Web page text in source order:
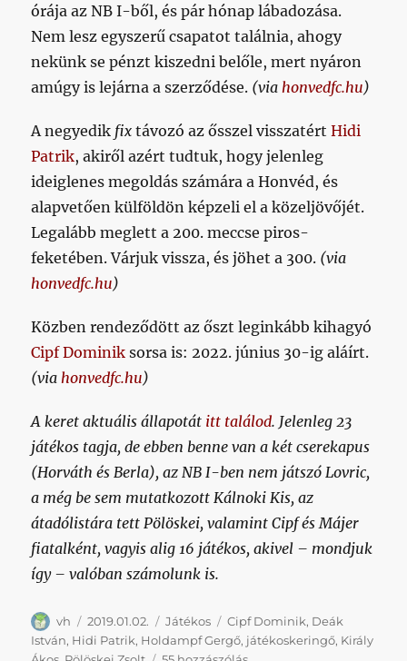
órája az NB I-ből, és pár hónap lábadozása.
Nem lesz egyszerű csapatot találnia, ahogy
nekünk se pénzt kiszedni belőle, mert nyáron
amúgy is lejárna a szerződése. (via honvedfc.hu)
A negyedik fix távozó az ősszel visszatértHidi
Patrik, akiről azért tudtuk, hogy jelenleg
ideiglenes megoldás számára a Honvéd, és
alapvetően külföldön képzeli el a közeljövőjét.
Legalább meglett a 200. meccse piros-
feketében. Várjuk vissza, és jöhet a 300. (via
honvedfc.hu)
Közben rendeződött az őszt leginkább kihagyó
Cipf Dominik sorsa is: 2022. június 30-ig aláírt.
(via honvedfc.hu)
A keret aktuális állapotát itt találod. Jelenleg 23
játékos tagja, de ebben benne van a két cserekapus
(Horváth és Berla), az NB I-ben nem játszó Lovric,
a még be sem mutatkozott Kálnoki Kis, az
átadólistára tett Pölöskei, valamint Cipf és Májer
fiatalként, vagyis alig 16 játékos, akivel – mondjuk
így – valóban számolunk is.
Szerző
vh Közzétéve
2019.01.02. Kategória
Játékos Címke
Cipf Dominik, Deák
István, Hidi Patrik, Holdampf Gergő, játékoskeringő, Király